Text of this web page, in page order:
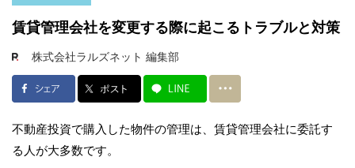
賃貸管理会社を変更する際に起こるトラブルと対策
株式会社ラルズネット 編集部
不動産投資で購入した物件の管理は、賃貸管理会社に委託す
る人が大多数です。